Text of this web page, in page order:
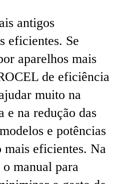
antigos
eficientes. Se
aparelhos mais
de eficiência
muito na
e na redução das
e potências
mais eficientes. Na
o manual para